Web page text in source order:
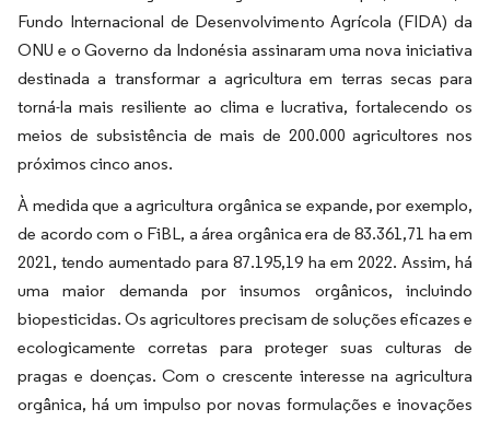
Fundo Internacional de Desenvolvimento Agrícola (FIDA) da
ONU e o Governo da Indonésia assinaram uma nova iniciativa
destinada a transformar a agricultura em terras secas para
torná-la mais resiliente ao clima e lucrativa, fortalecendo os
meios de subsistência de mais de 200.000 agricultores nos
próximos cinco anos.
À medida que a agricultura orgânica se expande, por exemplo,
de acordo com o FiBL, a área orgânica era de 83.361,71 ha em
2021, tendo aumentado para 87.195,19 ha em 2022. Assim, há
uma maior demanda por insumos orgânicos, incluindo
biopesticidas. Os agricultores precisam de soluções eficazes e
ecologicamente corretas para proteger suas culturas de
pragas e doenças. Com o crescente interesse na agricultura
orgânica, há um impulso por novas formulações e inovações